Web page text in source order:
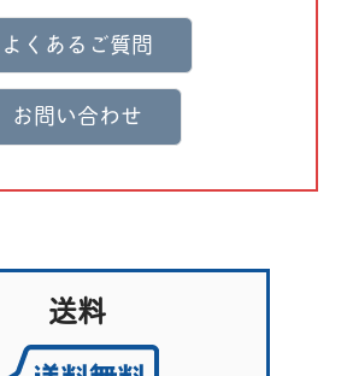
よくあるご質問
お問い合わせ
送料